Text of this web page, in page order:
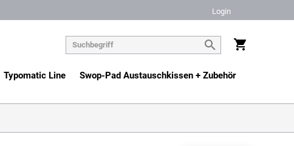
Login
Typomatic Line
Swop-Pad Austauschkissen + Zubehör